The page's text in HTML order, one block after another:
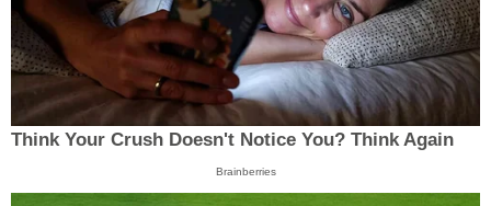
Think Your Crush Doesn't Notice You? Think Again
Brainberries